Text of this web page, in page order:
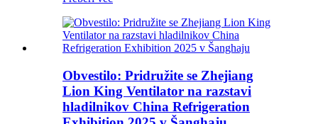
Obvestilo: Pridružite se Zhejiang
Lion King Ventilator na razstavi
hladilnikov China Refrigeration